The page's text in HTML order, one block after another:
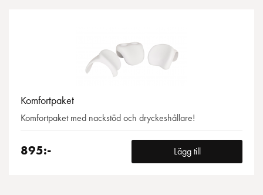
Komfortpaket
Komfortpaket med nackstöd och dryckeshållare!
895:- Lägg till